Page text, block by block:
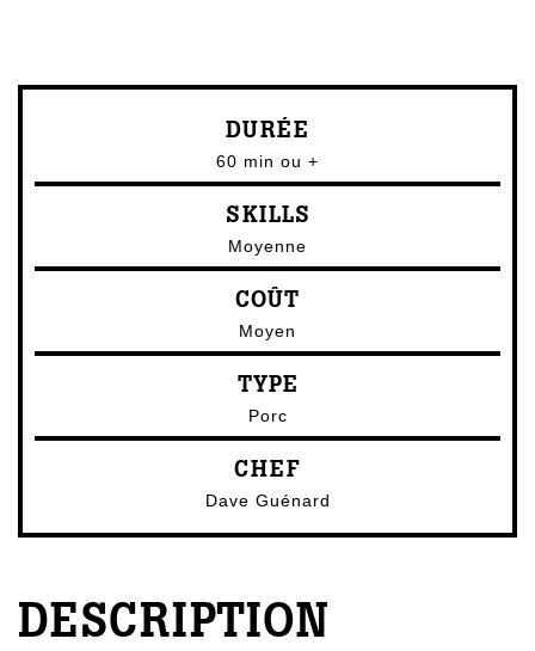
DURÉE
60 min ou +
SKILLS
Moyenne
COÛT
Moyen
TYPE
Porc
CHEF
Dave Guénard
DESCRIPTION